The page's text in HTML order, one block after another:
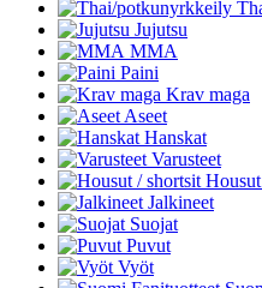
Jujutsu
MMA
Paini
Krav maga
Aseet
Hanskat
Varusteet
Jalkineet
Suojat
Puvut
Vyöt